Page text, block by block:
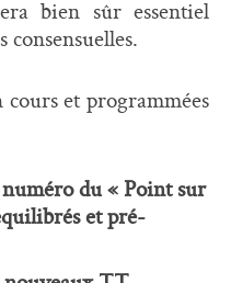
bien sûr essentiel
consensuelles.
et programmées
du « Point sur
et pré-